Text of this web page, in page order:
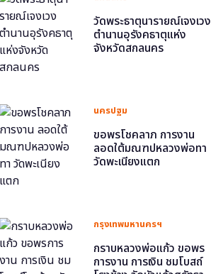
วัดพระธาตุนารายณ์เจงเวง
ตำนานอุรังคธาตุแห่ง
จังหวัดสกลนคร
นครปฐม
ขอพรโชคลาภ การงาน
ลอดใต้มณฑปหลวงพ่อทา
วัดพะเนียงแตก
กรุงเทพมหานครฯ
กราบหลวงพ่อแก้ว ขอพร
การงาน การเงิน ชมโบสถ์